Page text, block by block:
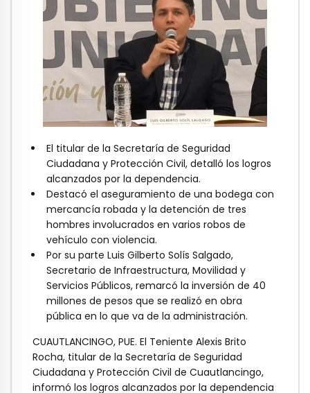
El titular de la Secretaría de Seguridad
Ciudadana y Protección Civil, detalló los logros
alcanzados por la dependencia.
Destacó el aseguramiento de una bodega con
mercancía robada y la detención de tres
hombres involucrados en varios robos de
vehículo con violencia.
Por su parte Luis Gilberto Solís Salgado,
Secretario de Infraestructura, Movilidad y
Servicios Públicos, remarcó la inversión de 40
millones de pesos que se realizó en obra
pública en lo que va de la administración.
CUAUTLANCINGO, PUE. El Teniente Alexis Brito
Rocha, titular de la Secretaría de Seguridad
Ciudadana y Protección Civil de Cuautlancingo,
informó los logros alcanzados por la dependencia